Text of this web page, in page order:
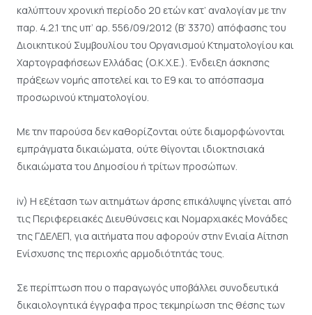
καλύπτουν χρονική περίοδο 20 ετών κατ’ αναλογίαν με την
παρ. 4.2.1 της υπ’ αρ. 556/09/2012 (Β’ 3370) απόφασης του
Διοικητικού Συμβουλίου του Οργανισμού Κτηματολογίου και
Χαρτογραφήσεων Ελλάδας (Ο.Κ.Χ.Ε.). Ένδειξη άσκησης
πράξεων νομής αποτελεί και το Ε9 και το απόσπασμα
προσωρινού κτηματολογίου.
Με την παρούσα δεν καθορίζονται ούτε διαμορφώνονται
εμπράγματα δικαιώματα, ούτε θίγονται ιδιοκτησιακά
δικαιώματα του Δημοσίου ή τρίτων προσώπων.
iv) Η εξέταση των αιτημάτων άρσης επικάλυψης γίνεται από
τις Περιφερειακές Διευθύνσεις και Νομαρχιακές Μονάδες
της ΓΔΕΛΕΠ, για αιτήματα που αφορούν στην Ενιαία Αίτηση
Ενίσχυσης της περιοχής αρμοδιότητάς τους.
Σε περίπτωση που ο παραγωγός υποβάλλει συνοδευτικά
δικαιολογητικά έγγραφα προς τεκμηρίωση της θέσης των